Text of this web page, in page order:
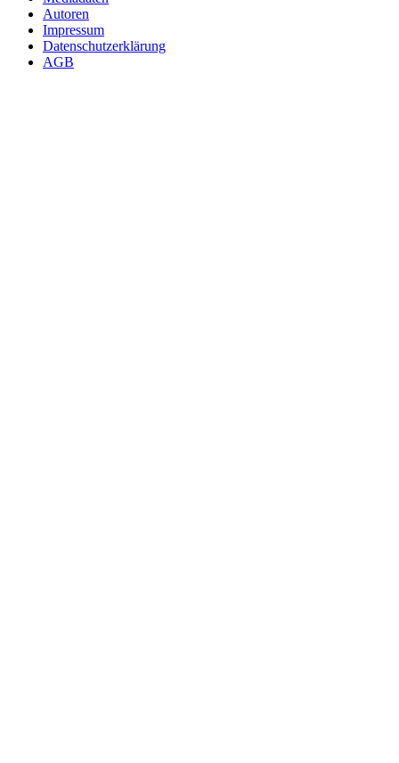
Autoren
Impressum
Datenschutzerklärung
AGB